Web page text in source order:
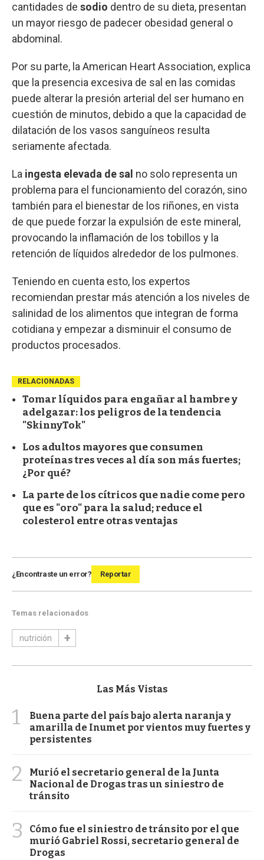
cantidades de sodio dentro de su dieta, presentan
un mayor riesgo de padecer obesidad general o
abdominal.
Por su parte, la American Heart Association, explica
que la presencia excesiva de sal en las comidas
puede alterar la presión arterial del ser humano en
cuestión de minutos, debido a que la capacidad de
dilatación de los vasos sanguíneos resulta
seriamente afectada.
La ingesta elevada de sal no solo representa un
problema para el funcionamiento del corazón, sino
también para el bienestar de los riñones, en vista
de que puede forzar la expulsión de este mineral,
provocando la inflamación de los tobillos y la
retención de líquidos alrededor de los pulmones.
Teniendo en cuenta esto, los expertos
recomiendan prestar más atención a los niveles de
salinidad de los alimentos que integran de forma
cotidiana y empezar a disminuir el consumo de
productos procesados.
RELACIONADAS
Tomar líquidos para engañar al hambre y
adelgazar: los peligros de la tendencia
"SkinnyTok"
Los adultos mayores que consumen
proteínas tres veces al día son más fuertes;
¿Por qué?
La parte de los cítricos que nadie come pero
que es "oro" para la salud; reduce el
colesterol entre otras ventajas
¿Encontraste un error? Reportar
Temas relacionados
nutrición
Las Más Vistas
1
Buena parte del país bajo alerta naranja y
amarilla de Inumet por vientos muy fuertes y
persistentes
2
Murió el secretario general de la Junta
Nacional de Drogas tras un siniestro de
tránsito
3
Cómo fue el siniestro de tránsito por el que
murió Gabriel Rossi, secretario general de
Drogas